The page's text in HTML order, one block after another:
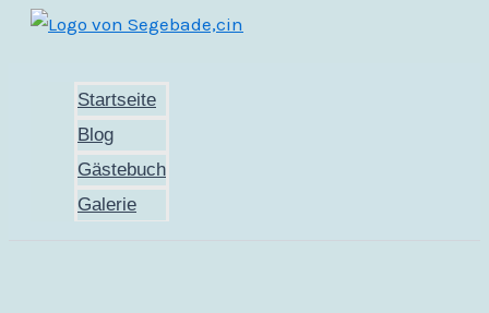
Zum
springen
Startseite
Blog
Gästebuch
Galerie